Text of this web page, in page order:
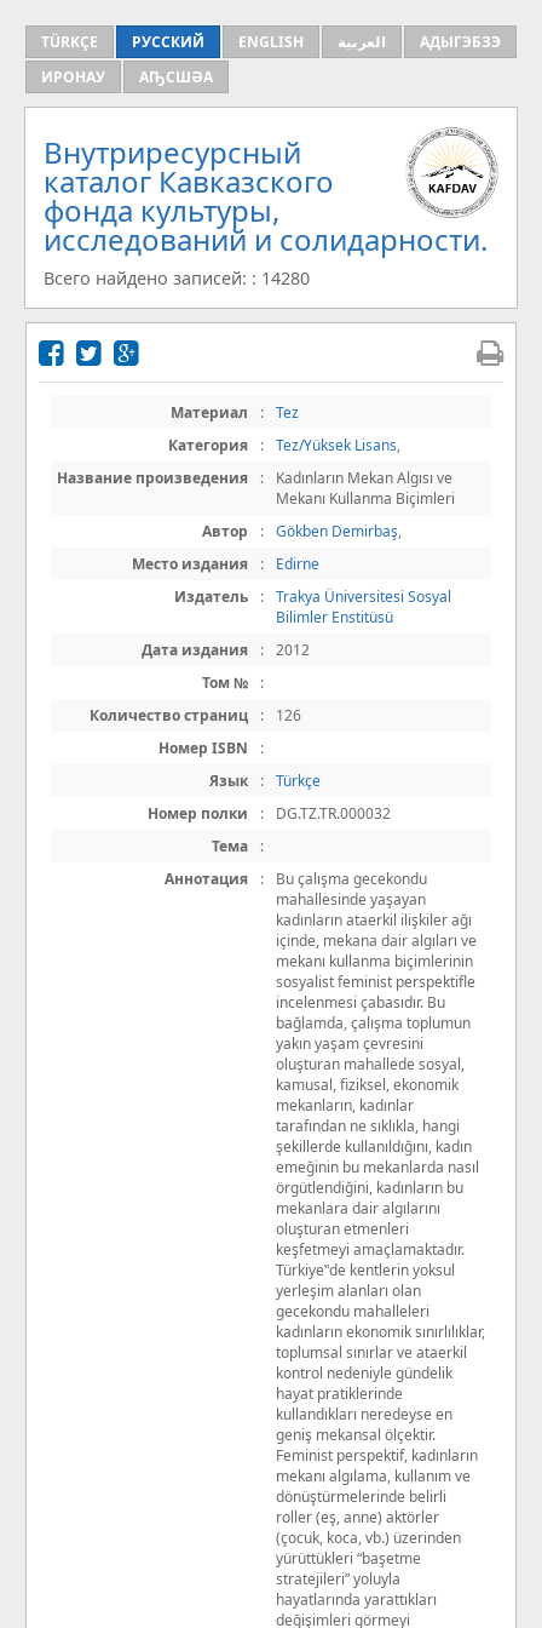
TÜRKÇE РУССКИЙ ENGLISH العربية
АДЫГЭБЗЭ
ИРОНАУ
АҦСШӘА
Внутриресурсный
каталог Кавказского
фонда культуры,
исследований и солидарности.
Всего найдено записей: : 14280
Материал : Tez
Категория
: Tez/Yüksek Lisans,
Название произведения
:
Kadınların Mekan Algısı ve
Mekanı Kullanma Biçimleri
Автор
: Gökben Demirbaş,
Место издания
:
Edirne
Издатель
: Trakya Üniversitesi Sosyal
Bilimler Enstitüsü
Дата издания
: 2012
Том №
:
Количество страниц
:
126
Номер ISBN
:
Язык
: Türkçe
Номер полки
:
DG.TZ.TR.000032
Тема
:
Аннотация
:
Bu çalışma gecekondu
mahallesinde yaşayan
kadınların ataerkil ilişkiler ağı
içinde, mekana dair algıları ve
mekanı kullanma biçimlerinin
sosyalist feminist perspektifle
incelenmesi çabasıdır. Bu
bağlamda, çalışma toplumun
yakın yaşam çevresini
oluşturan mahallede sosyal,
kamusal, fiziksel, ekonomik
mekanların, kadınlar
tarafından ne sıklıkla, hangi
şekillerde kullanıldığını, kadın
emeğinin bu mekanlarda nasıl
örgütlendiğini, kadınların bu
mekanlara dair algılarını
oluşturan etmenleri
keşfetmeyi amaçlamaktadır.
Türkiye‟de kentlerin yoksul
yerleşim alanları olan
gecekondu mahalleleri
kadınların ekonomik sınırlılıklar,
toplumsal sınırlar ve ataerkil
kontrol nedeniyle gündelik
hayat pratiklerinde
kullandıkları neredeyse en
geniş mekansal ölçektir.
Feminist perspektif, kadınların
mekanı algılama, kullanım ve
dönüştürmelerinde belirli
roller (eş, anne) aktörler
(çocuk, koca, vb.) üzerinden
yürüttükleri “başetme
stratejileri” yoluyla
hayatlarında yarattıkları
değişimleri görmeyi